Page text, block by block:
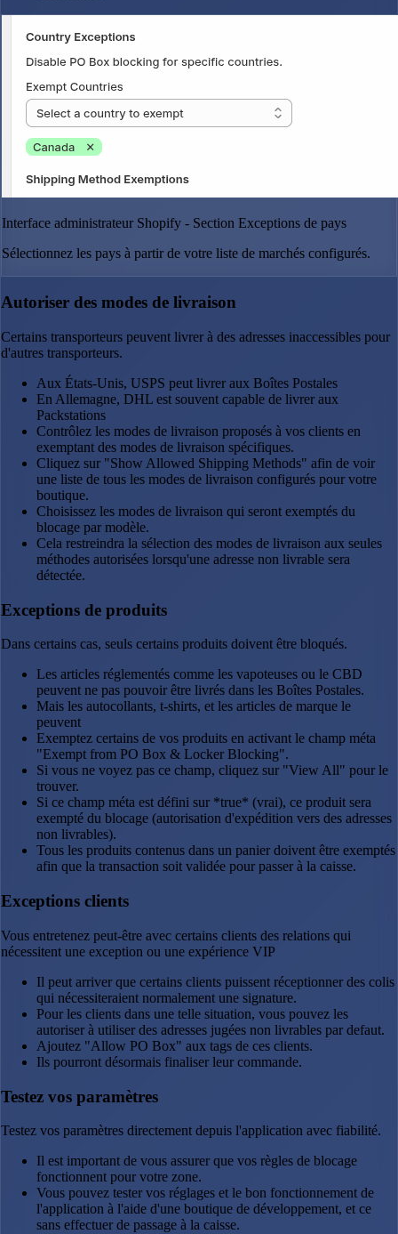
Interface administrateur Shopify - Section Exceptions de pays
Sélectionnez les pays à partir de votre liste de marchés configurés.
Autoriser des modes de livraison
Certains transporteurs peuvent livrer à des adresses inaccessibles pour
d'autres transporteurs.
Aux États-Unis, USPS peut livrer aux Boîtes Postales
En Allemagne, DHL est souvent capable de livrer aux
Packstations
Contrôlez les modes de livraison proposés à vos clients en
exemptant des modes de livraison spécifiques.
Cliquez sur "Show Allowed Shipping Methods" afin de voir
une liste de tous les modes de livraison configurés pour votre
boutique.
Choisissez les modes de livraison qui seront exemptés du
blocage par modèle.
Cela restreindra la sélection des modes de livraison aux seules
méthodes autorisées lorsqu'une adresse non livrable sera
détectée.
Exceptions de produits
Dans certains cas, seuls certains produits doivent être bloqués.
Les articles réglementés comme les vapoteuses ou le CBD
peuvent ne pas pouvoir être livrés dans les Boîtes Postales.
Mais les autocollants, t-shirts, et les articles de marque le
peuvent
Exemptez certains de vos produits en activant le champ méta
"Exempt from PO Box & Locker Blocking".
Si vous ne voyez pas ce champ, cliquez sur "View All" pour le
trouver.
Si ce champ méta est défini sur *true* (vrai), ce produit sera
exempté du blocage (autorisation d'expédition vers des adresses
non livrables).
Tous les produits contenus dans un panier doivent être exemptés
afin que la transaction soit validée pour passer à la caisse.
Exceptions clients
Vous entretenez peut-être avec certains clients des relations qui
nécessitent une exception ou une expérience VIP
Il peut arriver que certains clients puissent réceptionner des colis
qui nécessiteraient normalement une signature.
Pour les clients dans une telle situation, vous pouvez les
autoriser à utiliser des adresses jugées non livrables par defaut.
Ajoutez "Allow PO Box" aux tags de ces clients.
Ils pourront désormais finaliser leur commande.
Testez vos paramètres
Testez vos paramètres directement depuis l'application avec fiabilité.
Il est important de vous assurer que vos règles de blocage
fonctionnent pour votre zone.
Vous pouvez tester vos réglages et le bon fonctionnement de
l'application à l'aide d'une boutique de développement, et ce
sans effectuer de passage à la caisse.